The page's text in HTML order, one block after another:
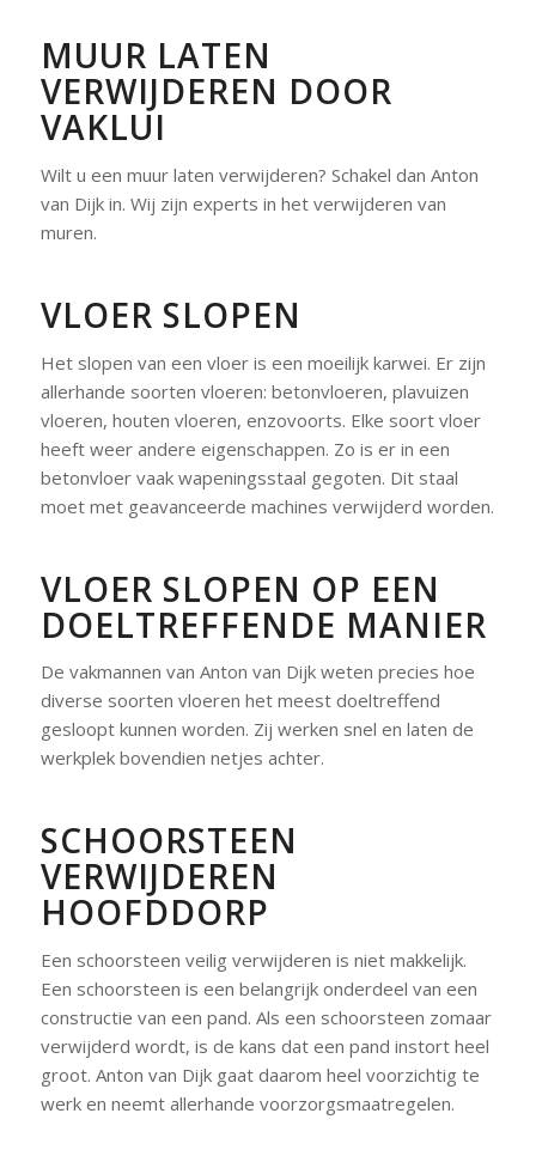
MUUR LATEN
VERWIJDEREN DOOR
VAKLUI
Wilt u een muur laten verwijderen? Schakel dan Anton
van Dijk in. Wij zijn experts in het verwijderen van
muren.
VLOER SLOPEN
Het slopen van een vloer is een moeilijk karwei. Er zijn
allerhande soorten vloeren: betonvloeren, plavuizen
vloeren, houten vloeren, enzovoorts. Elke soort vloer
heeft weer andere eigenschappen. Zo is er in een
betonvloer vaak wapeningsstaal gegoten. Dit staal
moet met geavanceerde machines verwijderd worden.
VLOER SLOPEN OP EEN
DOELTREFFENDE MANIER
De vakmannen van Anton van Dijk weten precies hoe
diverse soorten vloeren het meest doeltreffend
gesloopt kunnen worden. Zij werken snel en laten de
werkplek bovendien netjes achter.
SCHOORSTEEN
VERWIJDEREN
HOOFDDORP
Een schoorsteen veilig verwijderen is niet makkelijk.
Een schoorsteen is een belangrijk onderdeel van een
constructie van een pand. Als een schoorsteen zomaar
verwijderd wordt, is de kans dat een pand instort heel
groot. Anton van Dijk gaat daarom heel voorzichtig te
werk en neemt allerhande voorzorgsmaatregelen.